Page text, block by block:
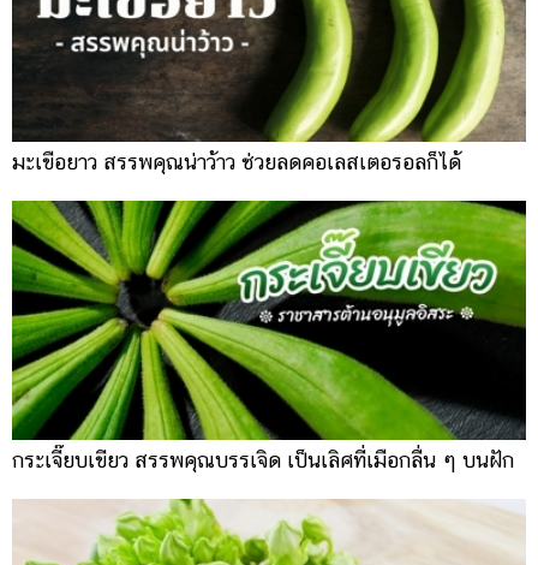
มะเขือยาว สรรพคุณน่าว้าว ช่วยลดคอเลสเตอรอลก็ได้
กระเจี๊ยบเขียว สรรพคุณบรรเจิด เป็นเลิศที่เมือกลื่น ๆ บนฝัก